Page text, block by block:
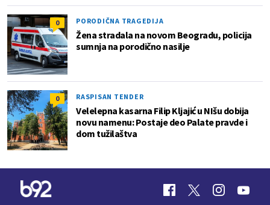
0 PORODIČNA TRAGEDIJA
Žena stradala na novom Beogradu, policija
sumnja na porodično nasilje
0 RASPISAN TENDER
Velelepna kasarna Filip Kljajić u NIšu dobija
novu namenu: Postaje deo Palate pravde i
dom tužilaštva